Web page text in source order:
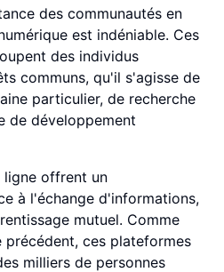
des communautés en
est indéniable. Ces
des individus
communs, qu'il s'agisse de
particulier, de recherche
de développement
ligne offrent un
à l'échange d'informations,
mutuel. Comme
ces plateformes
milliers de personnes